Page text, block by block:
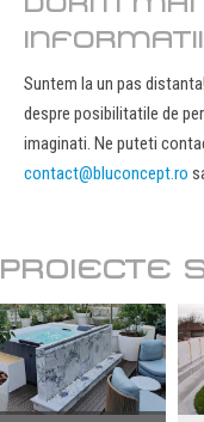
Suntem la un pas
despre posibilitatile de
imaginati. Ne puteti
contact@bluconcept.ro
PROIECTE